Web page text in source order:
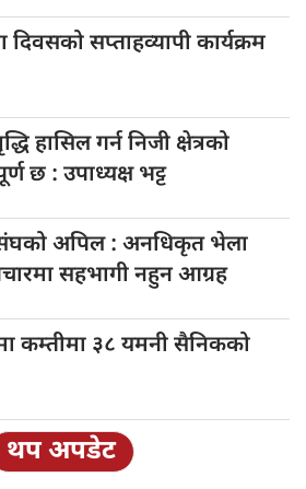
दिवसको सप्ताहव्यापी कार्यक्रम
हासिल गर्न निजी क्षेत्रको
छ : उपाध्यक्ष भट्ट
अपिल : अनधिकृत भेला
सहभागी नहुन आग्रह
कम्तीमा ३८ यमनी सैनिकको
थप अपडेट